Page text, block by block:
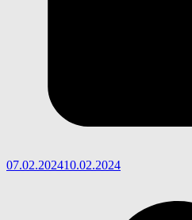
07.02.202410.02.2024